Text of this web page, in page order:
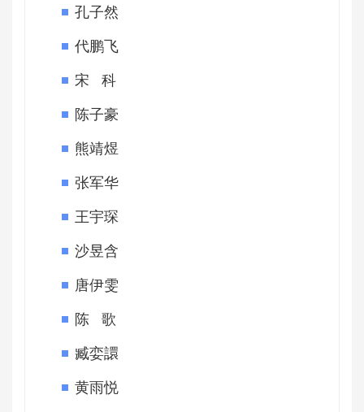
孔子然
代鹏飞
宋 科
陈子豪
熊靖煜
张军华
王宇琛
沙昱含
唐伊雯
陈 歌
臧娈譞
黄雨悦